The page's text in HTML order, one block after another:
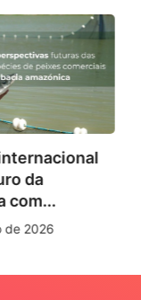
da
com...
de 2026